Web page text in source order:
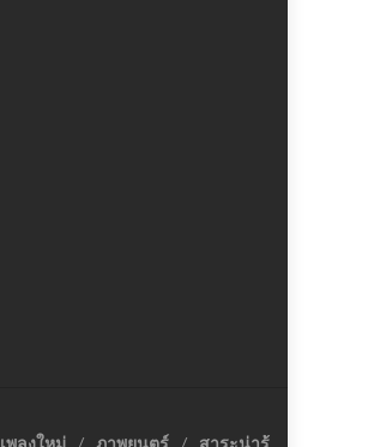
เพลงใหม่ ภาพยนตร์ สาระน่ารู้